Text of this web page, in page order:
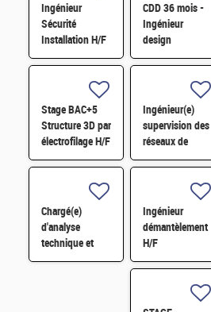
Ingénieur
Sécurité
Installation H/F
CDD 36 mois -
Ingénieur
design
photonique
Stage BAC+5
Structure 3D par
électrofilage H/F
Ingénieur(e)
supervision des
réseaux de
surveillance H/F
Chargé(e)
d'analyse
technique et
financière des
Ingénieur
démantèlement
H/F